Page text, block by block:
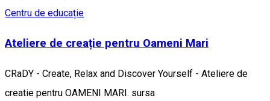
Centru de educație
Ateliere de creație pentru Oameni Mari
CRaDY - Create, Relax and Discover Yourself - Ateliere de
creatie pentru OAMENI MARI. sursa